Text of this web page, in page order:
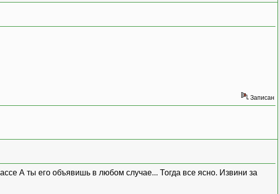
Записан
А ты его объявишь в любом случае... Тогда все ясно. Извини за